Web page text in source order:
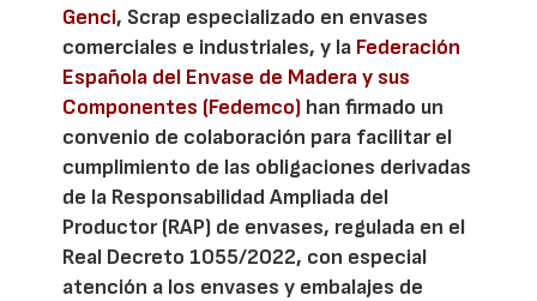
Genci, Scrap especializado en envases
comerciales e industriales, y la Federación
Española del Envase de Madera y sus
Componentes (Fedemco) han firmado un
convenio de colaboración para facilitar el
cumplimiento de las obligaciones derivadas
de la Responsabilidad Ampliada del
Productor (RAP) de envases, regulada en el
Real Decreto 1055/2022, con especial
atención a los envases y embalajes de